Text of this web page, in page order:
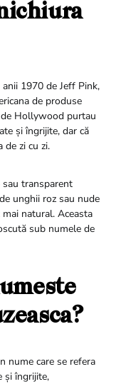
1970 de Jeff Pink,
de produse
Hollywood purtau
și îngrijite, dar că
de zi cu zi.
sau transparent
unghii roz sau nude
natural. Aceasta
sub numele de
nume care se refera
și îngrijite,